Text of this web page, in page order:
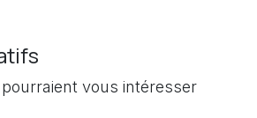
vous intéresser